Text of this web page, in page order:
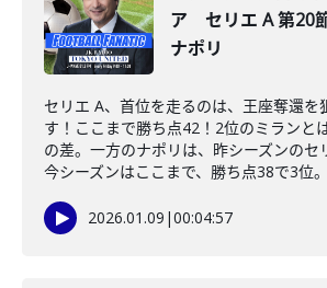
ア セリエ A 第20
ナポリ
セリエ A、首位を走るのは、王座奪還を
す！ここまで勝ち点42！2位のミラ
の差。一方のナポリは、昨シーズンのセ
今シーズンはここまで、勝ち点38で3位
2026.01.09 |00:04:57